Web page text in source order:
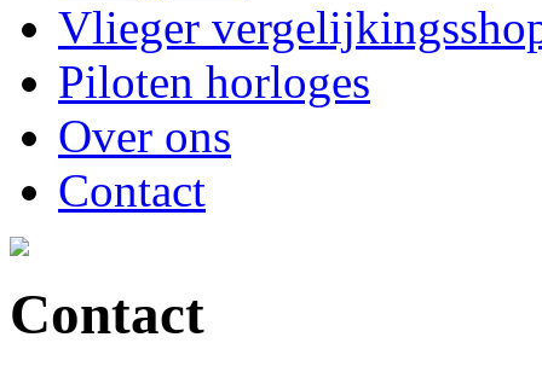
Vlieger
Piloten horloges
Over ons
Contact
Contact